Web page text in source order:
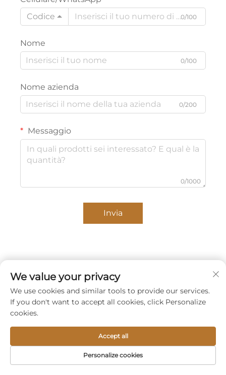
Codice
0/100
Nome
0/100
Nome azienda
0/200
Messaggio
0/1000
Invia
We value your privacy
We use cookies and similar tools to provide our services.
If you don't want to accept all cookies, click Personalize
cookies.
Personalize cookies
Accept all